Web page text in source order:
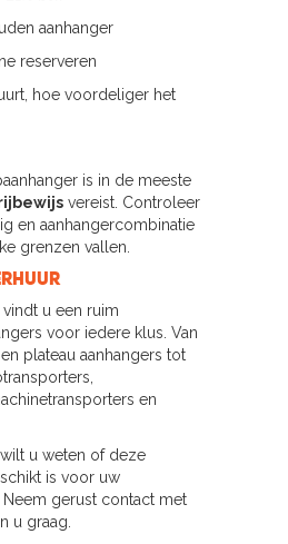
aanhanger
reserveren
hoe voordeliger het
is in de meeste
vereist. Controleer
en aanhangercombinatie
grenzen vallen.
vindt u een ruim
voor iedere klus. Van
plateau aanhangers tot
en
u weten of deze
is voor uw
gerust contact met
u graag.